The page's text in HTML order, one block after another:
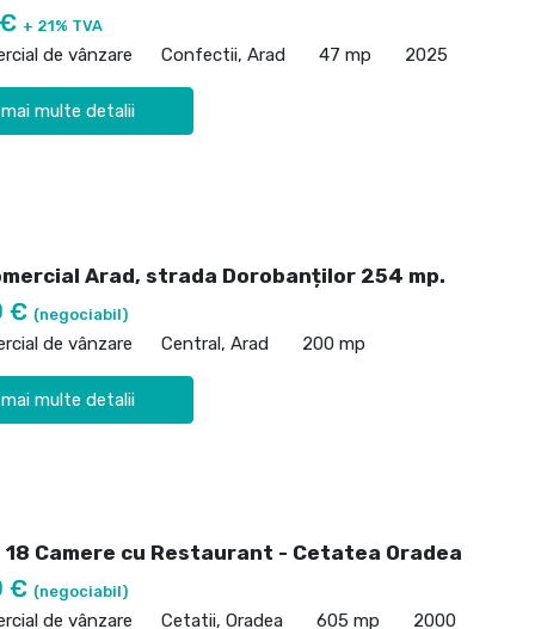
+ 21% TVA
de vânzare Confectii, Arad 47 mp 2025
multe detalii
Arad, strada Dorobanților 254 mp.
€ (negociabil)
de vânzare Central, Arad 200 mp
multe detalii
18 Camere cu Restaurant - Cetatea Oradea
€ (negociabil)
de vânzare Cetatii, Oradea 605 mp 2000